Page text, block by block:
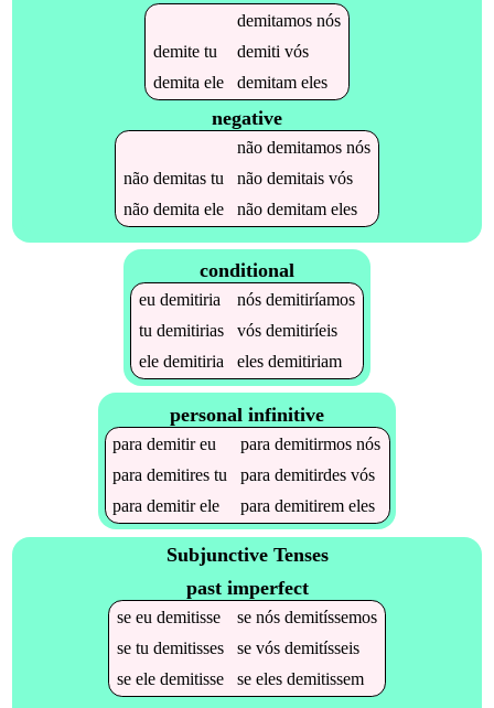
demitamosnós
demitetu demiti vós
demita ele demitameles
negative
não demitamosnós
não demitastu não demitaisvós
não demita ele não demitameles
conditional
eu demitiria nós demitiríamos
tu demitirias vós demitiríeis
ele demitiria eles demitiriam
personal infinitive
parademitireu parademitirmos nós
parademitires tu parademitirdes vós
parademitirele parademitirem eles
Subjunctive Tenses
past imperfect
se eu demitisse se nós demitíssemos
se tu demitisses se vós demitísseis
se ele demitisse se eles demitissem